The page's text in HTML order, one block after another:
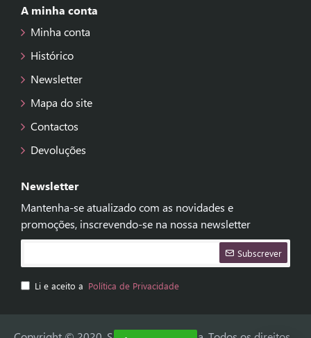
A minha conta
Minha conta
Histórico
Newsletter
Mapa do site
Contactos
Devoluções
Newsletter
Mantenha-se atualizado com as novidades e
promoções, inscrevendo-se na nossa newsletter
Subscrever
Li e aceito a Política de Privacidade